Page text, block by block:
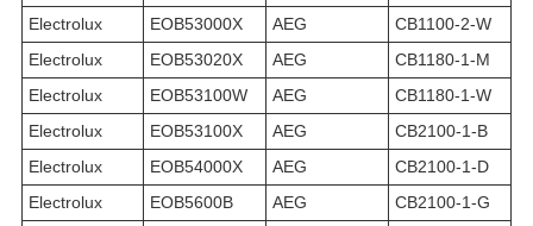
Electrolux
EOB53000X AEG
CB1100-2-W
Electrolux
EOB53020X AEG
CB1180-1-M
Electrolux
EOB53100W AEG
CB1180-1-W
Electrolux
EOB53100X AEG
CB2100-1-B
Electrolux
EOB54000X AEG
CB2100-1-D
Electrolux
EOB5600B AEG
CB2100-1-G